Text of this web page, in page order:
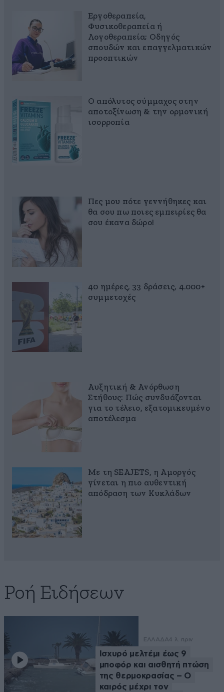
Εργοθεραπεία,
Φυσικοθεραπεία ή
Λογοθεραπεία; Οδηγός
σπουδών και επαγγελματικών
προοπτικών
Ο απόλυτος σύμμαχος στην
αποτοξίνωση & την ορμονική
ισορροπία
Πες μου πότε γεννήθηκες και
θα σου πω ποιες εμπειρίες θα
σου έκανα δώρο!
40 ημέρες, 33 δράσεις, 4.000+
συμμετοχές
Αυξητική & Ανόρθωση
Στήθους: Πώς συνδυάζονται
για το τέλειο, εξατομικευμένο
αποτέλεσμα
Με τη SEAJETS, η Αμοργός
γίνεται η πιο αυθεντική
απόδραση των Κυκλάδων
Ροή Ειδήσεων
ΕΛΛΑΔΑ4 λ. πριν
Ισχυρό μελτέμι έως 9
μποφόρ και αισθητή πτώση
της θερμοκρασίας – O
καιρός μέχρι τον